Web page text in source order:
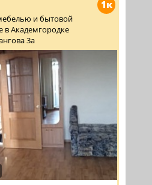
1к
и бытовой
в Академгородке
3а